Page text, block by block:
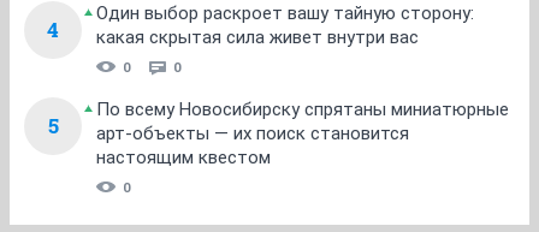
4
Один выбор раскроет вашу тайную сторону:
какая скрытая сила живет внутри вас
0 0
5
По всему Новосибирску спрятаны миниатюрные
арт-объекты — их поиск становится
настоящим квестом
0